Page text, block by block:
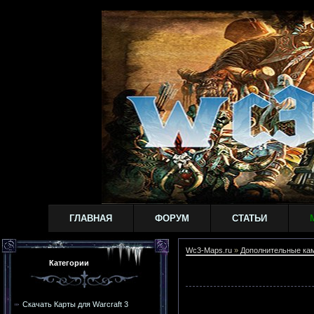
ГЛАВНАЯ ФОРУМ СТАТЬИ
Категории
Скачать Карты для Warcraft 3
Wc3-Maps.ru » Дополнительные